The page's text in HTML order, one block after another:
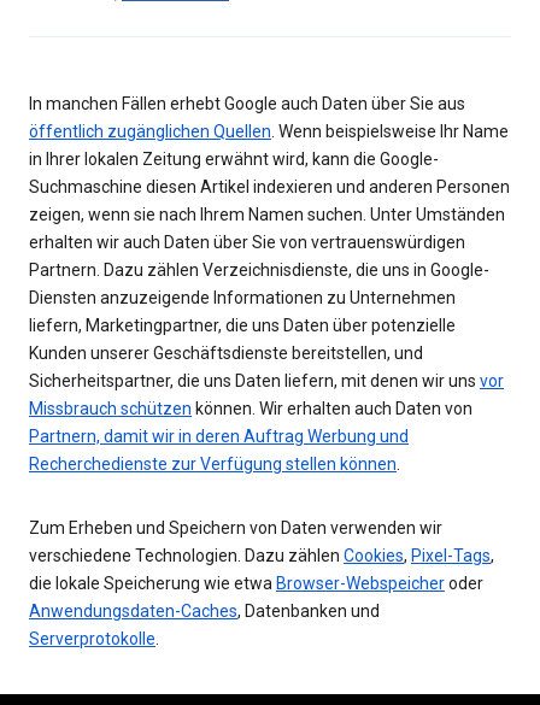
In manchen Fällen erhebt Google auch Daten über Sie aus
öffentlich zugänglichen Quellen . Wenn beispielsweise Ihr Name
in Ihrer lokalen Zeitung erwähnt wird, kann die Google-
Suchmaschine diesen Artikel indexieren und anderen Personen
zeigen, wenn sie nach Ihrem Namen suchen. Unter Umständen
erhalten wir auch Daten über Sie von vertrauenswürdigen
Partnern. Dazu zählen Verzeichnisdienste, die uns in Google-
Diensten anzuzeigende Informationen zu Unternehmen
liefern, Marketingpartner, die uns Daten über potenzielle
Kunden unserer Geschäftsdienste bereitstellen, und
Sicherheitspartner, die uns Daten liefern, mit denen wir uns vor
Missbrauch schützen können. Wir erhalten auch Daten von
Partnern, damit wir in deren Auftrag Werbung und
Recherchedienste zur Verfügung stellen können
Zum Erheben und Speichern von Daten verwenden wir
verschiedene Technologien. Dazu zählen Cookies, Pixel-Tags,
die lokale Speicherung wie etwa Browser-Webspeicheroder
Anwendungsdaten-Caches, Datenbanken und
Serverprotokolle